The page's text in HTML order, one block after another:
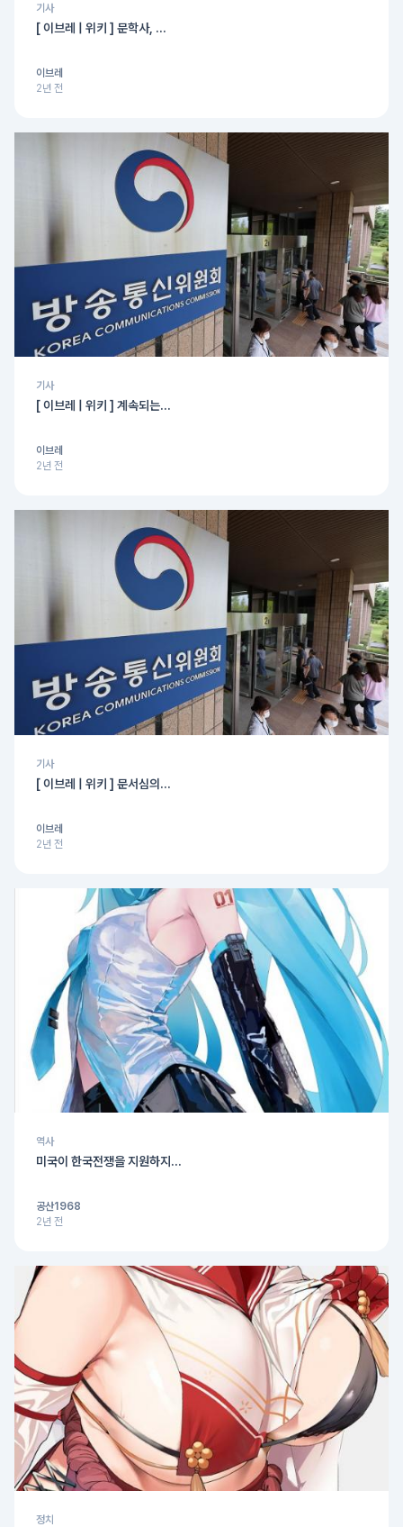
기사
[ 이브레 | 위키 ] 문학사, ...
이브레
2년 전
기사
[ 이브레 | 위키 ] 계속되는...
이브레
2년 전
기사
[ 이브레 | 위키 ] 문서심의...
이브레
2년 전
역사
미국이 한국전쟁을 지원하지...
공산1968
2년 전
정치